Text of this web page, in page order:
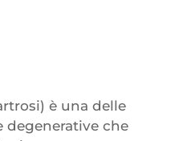
è una delle
che